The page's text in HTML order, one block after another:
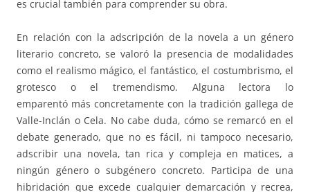
es crucial también para comprender su obra.
En relación con la adscripción de la novela a un género
literario concreto, se valoró la presencia de modalidades
como el realismo mágico, el fantástico, el costumbrismo, el
grotesco o el tremendismo. Alguna lectora lo
emparentó más concretamente con la tradición gallega de
Valle-Inclán o Cela. No cabe duda, cómo se remarcó en el
debate generado, que no es fácil, ni tampoco necesario,
adscribir una novela, tan rica y compleja en matices, a
ningún género o subgénero concreto. Participa de una
hibridación que excede cualquier demarcación y recrea,